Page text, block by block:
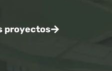
proyectos